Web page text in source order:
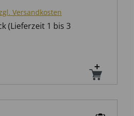
Versandkosten
(Lieferzeit 1 bis 3